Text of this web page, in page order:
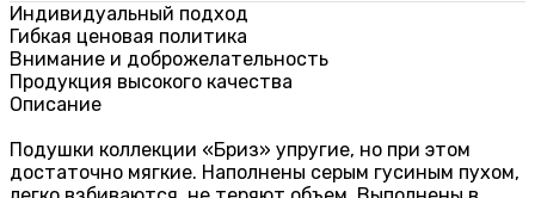
Индивидуальный подход
Гибкая ценовая политика
Внимание и доброжелательность
Продукция высокого качества
Описание
Подушки коллекции «Бриз» упругие, но при этом
достаточно мягкие. Наполнены серым гусиным пухом,